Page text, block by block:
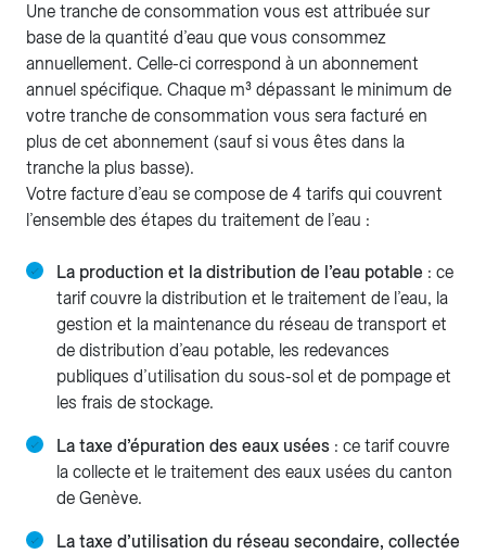
Une tranche de consommation vous est attribuée sur
base de la quantité d’eau que vous consommez
annuellement. Celle-ci correspond à un abonnement
annuel spécifique. Chaque m³ dépassant le minimum de
votre tranche de consommation vous sera facturé en
plus de cet abonnement (sauf si vous êtes dans la
tranche la plus basse).
Votre facture d’eau se compose de 4 tarifs qui couvrent
l’ensemble des étapes du traitement de l’eau :
La production et la distribution de l’eau potable : ce
tarif couvre la distribution et le traitement de l’eau, la
gestion et la maintenance du réseau de transport et
de distribution d’eau potable, les redevances
publiques d’utilisation du sous-sol et de pompage et
les frais de stockage.
La taxe d’épuration des eaux usées : ce tarif couvre
la collecte et le traitement des eaux usées du canton
de Genève.
La taxe d’utilisation du réseau secondaire, collectée